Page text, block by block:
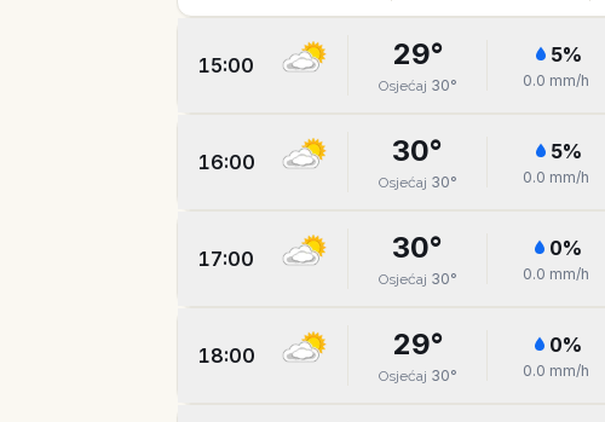
15:00 29°
Osjećaj 30°
5%
0.0 mm/h
16:00 30°
Osjećaj 30°
5%
0.0 mm/h
17:00 30°
Osjećaj 30°
0%
0.0 mm/h
18:00 29°
Osjećaj 30°
0%
0.0 mm/h